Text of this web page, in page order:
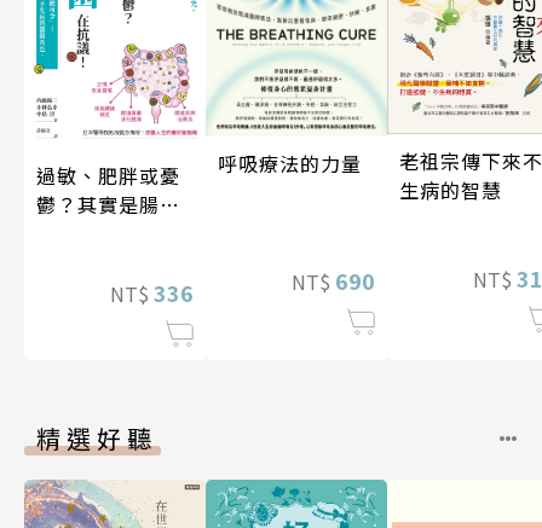
過敏、肥胖或憂
鬱？其實是腸道
NT$ 336
呼吸療法的力量
NT$ 690
老祖宗傳下來不
生病的智慧
NT$
精選好聽